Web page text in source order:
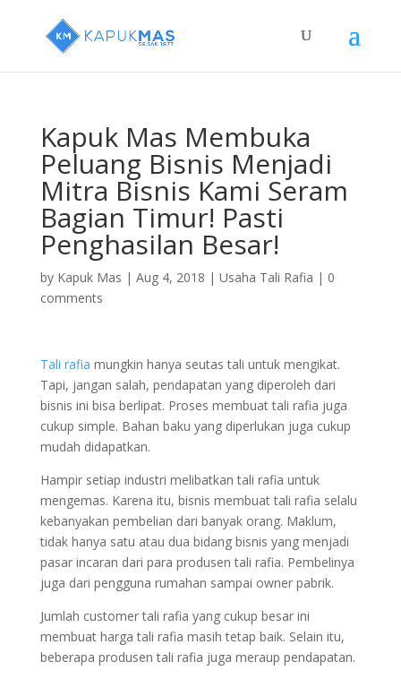
Kapuk Mas Membuka
Peluang Bisnis Menjadi
Mitra Bisnis Kami Seram
Bagian Timur! Pasti
Penghasilan Besar!
by Kapuk Mas | Aug 4, 2018 | Usaha Tali Rafia | 0
comments
Tali rafia mungkin hanya seutas tali untuk mengikat.
Tapi, jangan salah, pendapatan yang diperoleh dari
bisnis ini bisa berlipat. Proses membuat tali rafia juga
cukup simple. Bahan baku yang diperlukan juga cukup
mudah didapatkan.
Hampir setiap industri melibatkan tali rafia untuk
mengemas. Karena itu, bisnis membuat tali rafia selalu
kebanyakan pembelian dari banyak orang. Maklum,
tidak hanya satu atau dua bidang bisnis yang menjadi
pasar incaran dari para produsen tali rafia. Pembelinya
juga dari pengguna rumahan sampai owner pabrik.
Jumlah customer tali rafia yang cukup besar ini
membuat harga tali rafia masih tetap baik. Selain itu,
beberapa produsen tali rafia juga meraup pendapatan.